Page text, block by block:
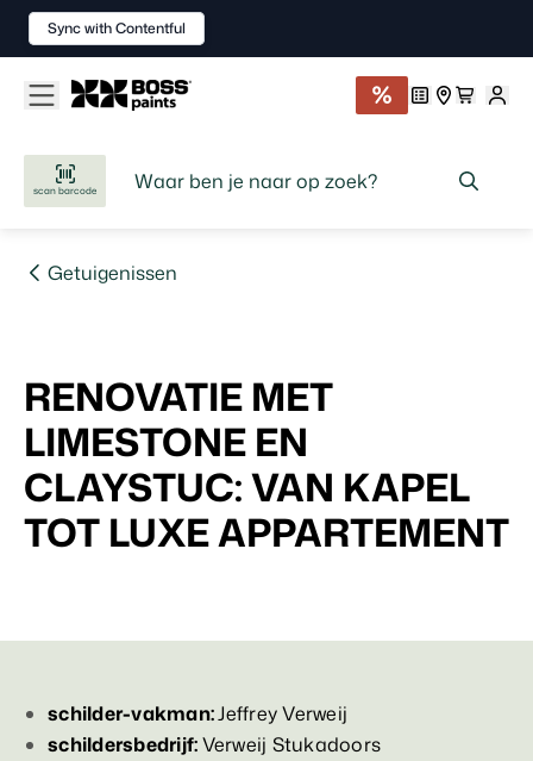
scan barcode
getuigenissen
RENOVATIE MET
LIMESTONE EN
CLAYSTUC: VAN KAPEL
TOT LUXE APPARTEMENT
schilder-vakman:Jeffrey Verweij
schildersbedrijf:Verweij Stukadoors
Sync with Contentful